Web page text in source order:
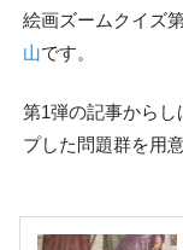
絵画ズームクイズ
山です。
第1弾の記事から
プした問題群を用